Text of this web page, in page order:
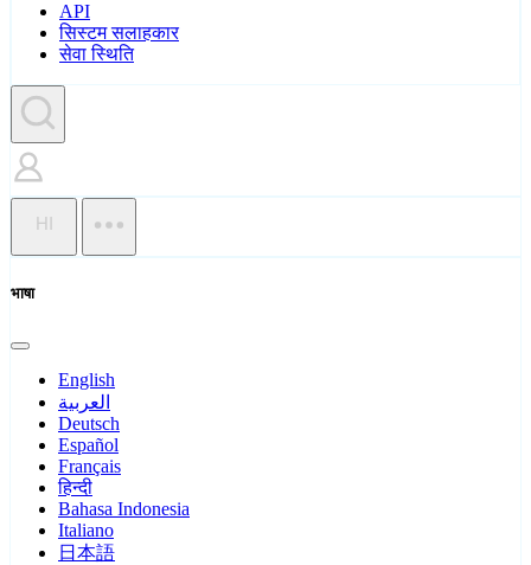
API
सिस्टम सलाहकार
सेवा स्थिति
HI
भाषा
English
العربية
Deutsch
Español
Français
हिन्दी
Bahasa Indonesia
Italiano
日本語